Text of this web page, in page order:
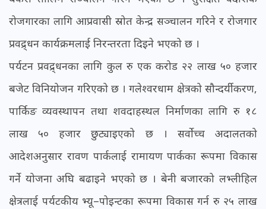
रोजगारका लागि आप्रवासी स्रोत केन्द्र सञ्चालन गरिने र रोजगार
प्रवद्र्धन कार्यक्रमलाई निरन्तरता दिइने भएको छ ।
पर्यटन प्रवद्र्धनका लागि कुल रु एक करोड २२ लाख ५० हजार
बजेट विनियोजन गरिएको छ । गलेश्वरधाम क्षेत्रको सौन्दर्यीकरण,
पार्किङ व्यवस्थापन तथा शवदाहस्थल निर्माणका लागि रु १८
लाख ५० हजार छुट्याइएको छ । सर्वोच्च अदालतको
आदेशअनुसार रावण पार्कलाई रामायण पार्कका रूपमा विकास
गर्ने योजना अघि बढाइने भएको छ । बेनी बजारको लभ्लीहिल
क्षेत्रलाई पर्यटकीय भ्यू–पोइन्टका रूपमा विकास गर्न रु २५ लाख